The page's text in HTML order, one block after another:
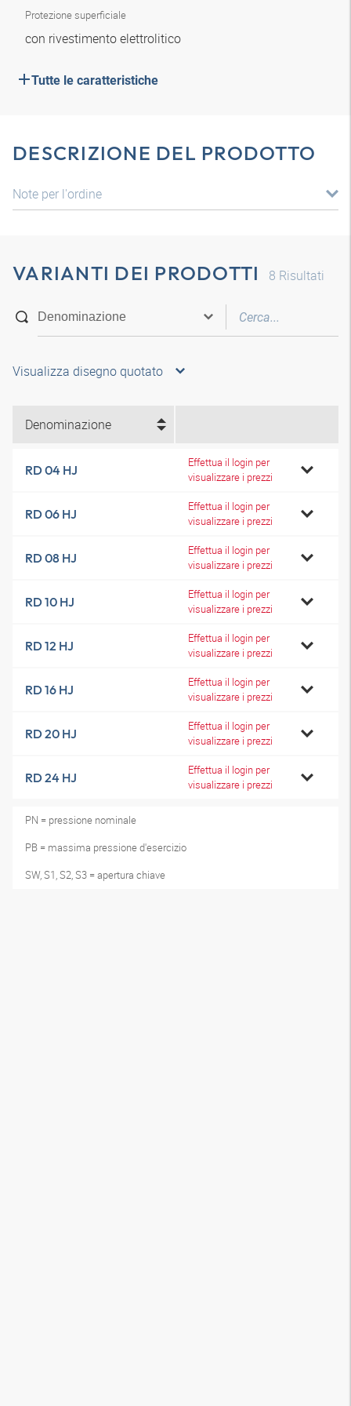
Protezione superficiale
con rivestimento elettrolitico
Tutte le caratteristiche
DESCRIZIONE DEL PRODOTTO
Note per l'ordine
VARIANTI DEI PRODOTTI 8 Risultati
Visualizza disegno quotato
Denominazione
RD 04 HJ
Effettua il login per
visualizzare i prezzi
RD 06 HJ
Effettua il login per
visualizzare i prezzi
RD 08 HJ
Effettua il login per
visualizzare i prezzi
RD 10 HJ
Effettua il login per
visualizzare i prezzi
RD 12 HJ
Effettua il login per
visualizzare i prezzi
RD 16 HJ
Effettua il login per
visualizzare i prezzi
RD 20 HJ
Effettua il login per
visualizzare i prezzi
RD 24 HJ
Effettua il login per
visualizzare i prezzi
PN = pressione nominale
PB = massima pressione d'esercizio
SW, S1, S2, S3 = apertura chiave